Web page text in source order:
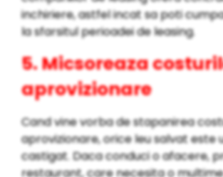
inchiriere, astfel incat sa poti
la sfarsitul perioadei de leasing.
5. Micsoreaza
aprovizionare
Cand vine vorba de stapanirea
aprovizionare, orice leu salvat este
castigat. Daca conduci o afacere,
restaurant, care necesita o